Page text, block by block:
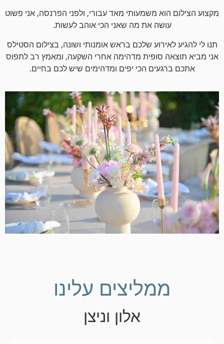
מקצוע הצילום הוא משמעותי מאד עבורי, ולפני הפרנסה, אני פשוט
עושה את מה שאני הכי אוהב לעשות.
תנו לי להגיע לאירוע שלכם בראש אומנותי ושונה, בצילום הסטילס
אני מביא תוצאה סופית מדהימה אחרי השקעה, ומאמץ רב לתפוס
אתכם ברגעים הכי יפים ומדהימים שיש לכם בחיים.
ממליצים עלינו
אלון וניצן